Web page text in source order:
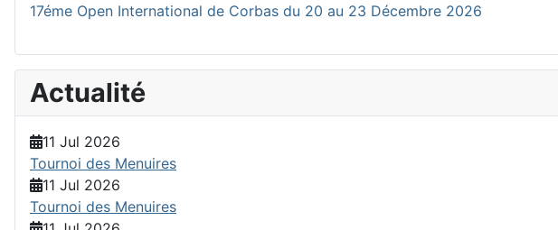
17éme Open International de Corbas du 20 au 23 Décembre 2026
Actualité
11 Jul 2026
Tournoi des Menuires
11 Jul 2026
Tournoi des Menuires